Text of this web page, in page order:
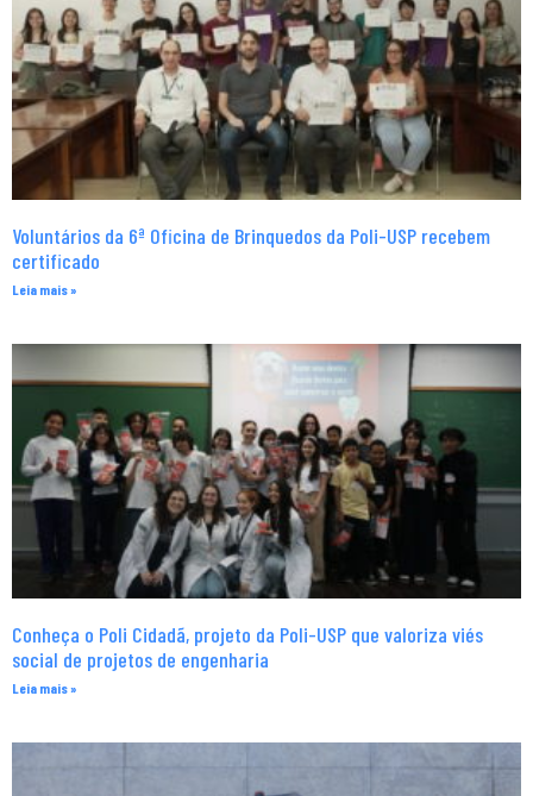
Voluntários da 6ª Oficina de Brinquedos da Poli-USP recebem
certificado
Leia mais »
Conheça o Poli Cidadã, projeto da Poli-USP que valoriza viés
social de projetos de engenharia
Leia mais »